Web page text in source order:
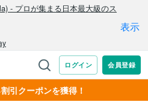
引クーポンを獲得！